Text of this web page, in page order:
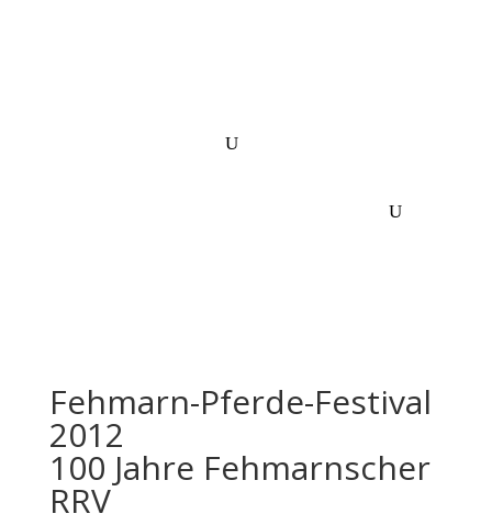
Fehmarn-Pferde-Festival
2012
100 Jahre Fehmarnscher
RRV